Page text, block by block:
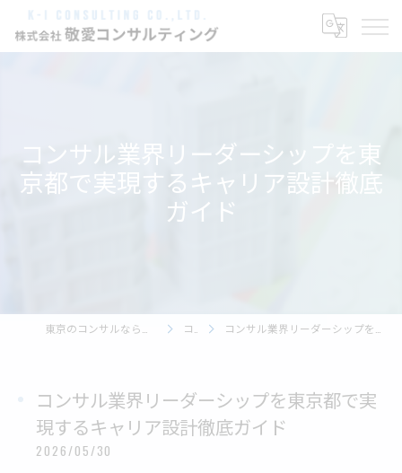
コンサル業界リーダーシップを東
京都で実現するキャリア設計徹底
ガイド
コラム コンサル業界リーダーシップを東京都で実現するキャリア設計徹底ガイド
コンサル業界リーダーシップを東京都で実
現するキャリア設計徹底ガイド
2026/05/30